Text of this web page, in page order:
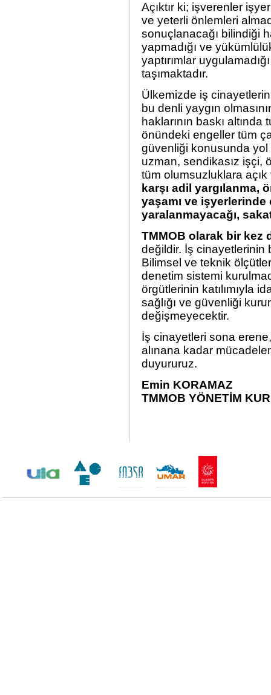
Açıktır ki; işverenler
ve yeterli önlemleri
sonuçlanacağı bilindiği
yapmadığı ve
yaptırımlar
taşımaktadır.
Ülkemizde iş
bu denli yaygın
haklarının baskı
önündeki engeller tüm
güvenliği konusunda yol
uzman, sendikasız işçi,
tüm olumsuzluklara
karşı adil yargılanma,
yaşamı ve
yaralanmayacağı,
TMMOB olarak bir kez
değildir. İş cinayetlerinin
Bilimsel ve teknik
denetim sistemi
örgütlerinin katılımıyla
sağlığı ve güvenliği
değişmeyecektir.
İş cinayetleri sona
alınana kadar
duyururuz.
Emin KORAMAZ
TMMOB YÖNETİM